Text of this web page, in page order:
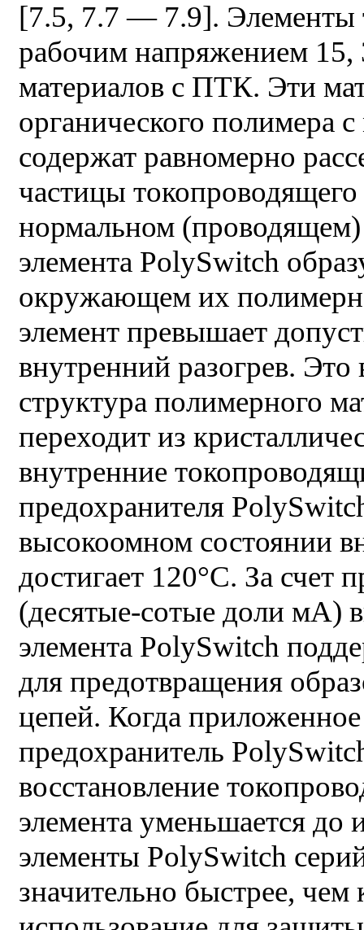
[7.5, 7.7 — 7.9]. Элементы
рабочим напряжением 15,
материалов с ПТК. Эти
органического полимера
содержат равномерно
частицы
нормальном
элемента PolySwitch
окружающем их
элемент превышает
внутренний разогрев.
структура полимерного
переходит из
внутренние
предохранителя
высокоомном состоянии
достигает 120°С. За счет
(десятые-сотые доли мА)
элемента PolySwitch
для предотвращения
цепей. Когда
предохранитель
восстановление
элемента уменьшается до
элементы PolySwitch
значительно быстрее,